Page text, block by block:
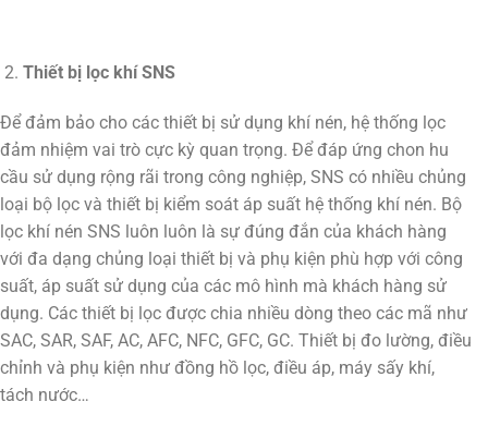
Thiết bị lọc khí SNS
Để đảm bảo cho các thiết bị sử dụng khí nén, hệ thống lọc
đảm nhiệm vai trò cực kỳ quan trọng. Để đáp ứng chon hu
cầu sử dụng rộng rãi trong công nghiệp, SNS có nhiều chủng
loại bộ lọc và thiết bị kiểm soát áp suất hệ thống khí nén. Bộ
lọc khí nén SNS luôn luôn là sự đúng đắn của khách hàng
với đa dạng chủng loại thiết bị và phụ kiện phù hợp với công
suất, áp suất sử dụng của các mô hình mà khách hàng sử
dụng. Các thiết bị lọc được chia nhiều dòng theo các mã như
SAC, SAR, SAF, AC, AFC, NFC, GFC, GC. Thiết bị đo lường, điều
chỉnh và phụ kiện như đồng hồ lọc, điều áp, máy sấy khí,
tách nước…